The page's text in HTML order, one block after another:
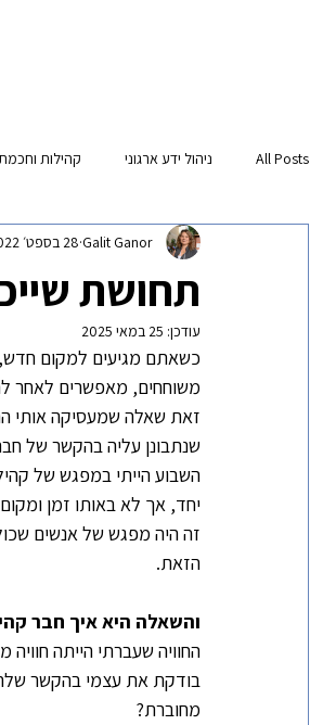
All Posts ניהול ידע ארגוני קהילות
משאבי למידה
תחושת
Galit Ganor 28 בספט׳ 2022
עודכן: 25 במאי 2025
כשאתם מגיעים למקום
משוחחים, מאפשרים לאחר
זאת שאלה שמעסיקה אותי
שנתבונן עליה בהקשר של
השבוע הייתי במפגש של
יחד, אך לא באותו זמן
זה היה מפגש של אנשים
הזאת.
והשאלה היא איך חבר
החוויה שעברתי הייתה
בודקת את עצמי בהקשר
מחוברת?